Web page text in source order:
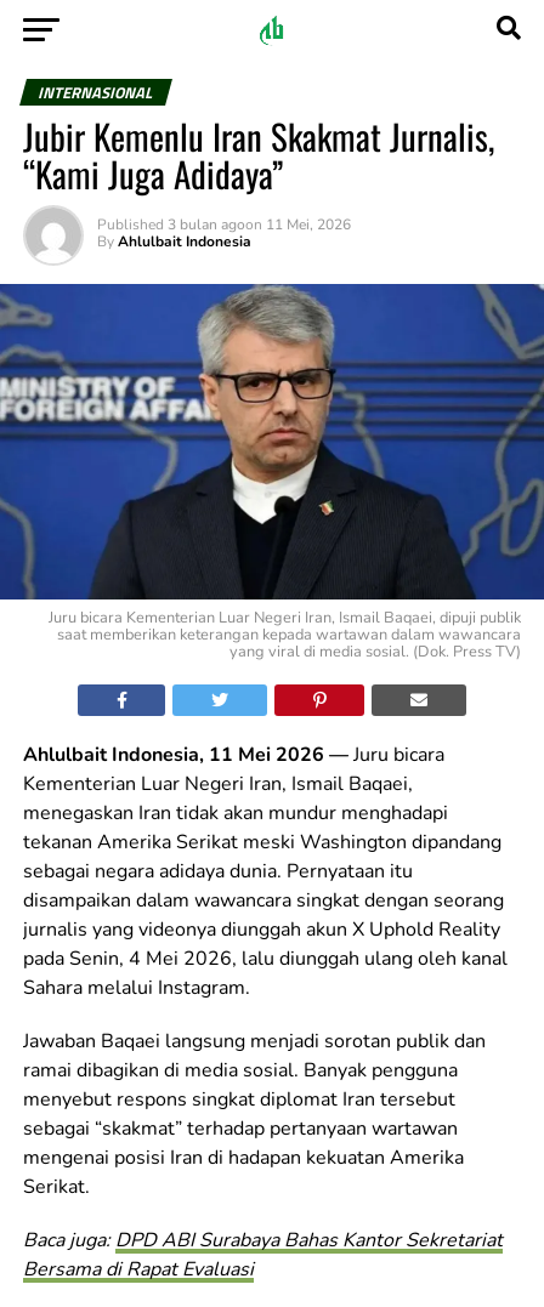
INTERNASIONAL
Jubir Kemenlu Iran Skakmat Jurnalis,
“Kami Juga Adidaya”
Published 3 bulan agoon 11 Mei, 2026
By Ahlulbait Indonesia
Juru bicara Kementerian Luar Negeri Iran, Ismail Baqaei, dipuji publik
saat memberikan keterangan kepada wartawan dalam wawancara
yang viral di media sosial. (Dok. Press TV)
Ahlulbait Indonesia, 11 Mei 2026 —Juru bicara
Kementerian Luar Negeri Iran, Ismail Baqaei,
menegaskan Iran tidak akan mundur menghadapi
tekanan Amerika Serikat meski Washington dipandang
sebagai negara adidaya dunia. Pernyataan itu
disampaikan dalam wawancara singkat dengan seorang
jurnalis yang videonya diunggah akun X Uphold Reality
pada Senin, 4 Mei 2026, lalu diunggah ulang oleh kanal
Sahara melalui Instagram.
Jawaban Baqaei langsung menjadi sorotan publik dan
ramai dibagikan di media sosial. Banyak pengguna
menyebut respons singkat diplomat Iran tersebut
sebagai “skakmat” terhadap pertanyaan wartawan
mengenai posisi Iran di hadapan kekuatan Amerika
Serikat.
Baca juga:DPD ABI Surabaya Bahas Kantor Sekretariat
Bersama di Rapat Evaluasi